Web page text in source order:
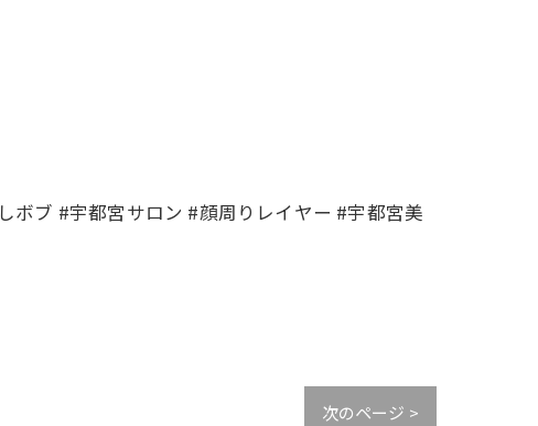
ブ #宇都宮サロン #顔周りレイヤー #宇都宮美
次のページ >